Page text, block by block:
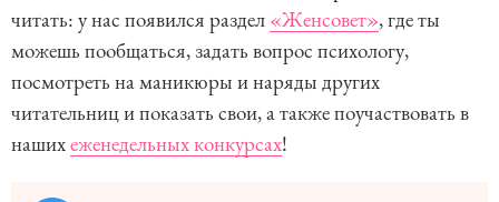
читать: у нас появился раздел «Женсовет», где ты
можешь пообщаться, задать вопрос психологу,
посмотреть на маникюры и наряды других
читательниц и показать свои, а также поучаствовать в
нашихеженедельных конкурсах!